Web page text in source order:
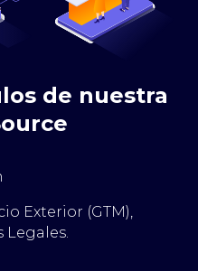
de nuestra
Exterior (GTM),
Legales.